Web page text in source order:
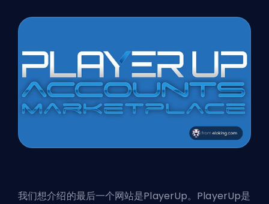
我们想介绍的最后一个网站是PlayerUp。PlayerUp是